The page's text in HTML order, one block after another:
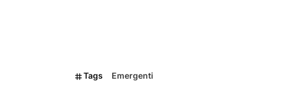
Tags Emergenti